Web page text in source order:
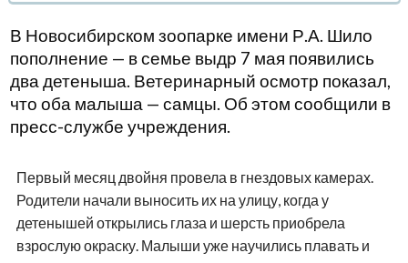
В Новосибирском зоопарке имени Р.А. Шило
пополнение — в семье выдр 7 мая появились
два детеныша. Ветеринарный осмотр показал,
что оба малыша — самцы. Об этом сообщили в
пресс-службе учреждения.
Первый месяц двойня провела в гнездовых камерах.
Родители начали выносить их на улицу, когда у
детенышей открылись глаза и шерсть приобрела
взрослую окраску. Малыши уже научились плавать и